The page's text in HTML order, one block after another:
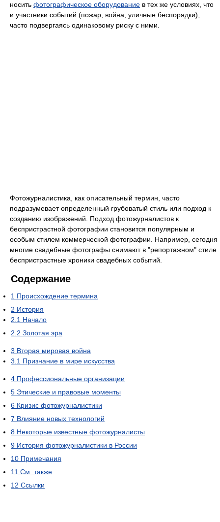
носить фотографическое оборудование в тех же условиях, что
и участники событий (пожар, война, уличные беспорядки),
часто подвергаясь одинаковому риску с ними.
Фотожурналистика, как описательный термин, часто
подразумевает определенный грубоватый стиль или подход к
созданию изображений. Подход фотожурналистов к
беспристрастной фотографии становится популярным и
особым стилем коммерческой фотографии. Например, сегодня
многие свадебные фотографы снимают в "репортажном" стиле
беспристрастные хроники свадебных событий.
Содержание
1 Происхождение термина
2 История
2.1 Начало
2.2 Золотая эра
3 Вторая мировая война
3.1 Признание в мире искусства
4 Профессиональные организации
5 Этические и правовые моменты
6 Кризис фотожурналистики
7 Влияние новых технологий
8 Некоторые известные фотожурналисты
9 История фотожурналистики в России
10 Примечания
11 См. также
12 Ссылки